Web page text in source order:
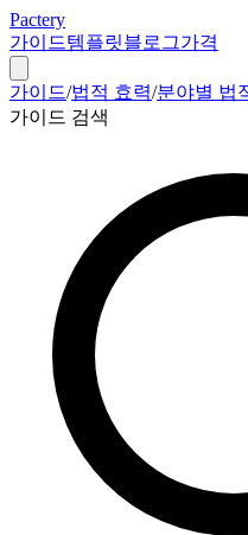
Pactery
가이드템플릿블로그가격
가이드/법적 효력/분야별 법
가이드 검색